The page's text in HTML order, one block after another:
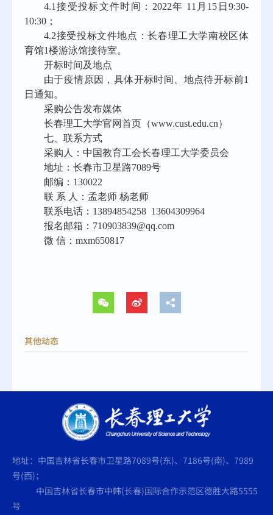
4.1 接受投标文件时间： 2022年 11 月 15 日9:30-
10:30 ；
4.2接受投标文件地点：长春理工大学南校区体
育馆1楼游泳馆接待室。
开标时间及地点
由于疫情原因，具体开标时间、地点待开标前1
日通知。
采购公告发布媒体
长春理工大学官网首页（www.cust.edu.cn）
七、联系方式
采购人：中国教育工会长春理工大学委员会
地址：长春市卫星路7089号
邮编： 130022
联 系 人：孟老师 杨老师
联系电话： 13894854258 13604309964
报名邮箱： 710903839@qq.com
微 信： mxm650817
其他动态
地址：中国吉林省长春市卫星路7089号(东)、7186号(南)、7989
号(西)；
中国吉林省长春市中韩(长春)国际合作示范区德胜大路5555
号